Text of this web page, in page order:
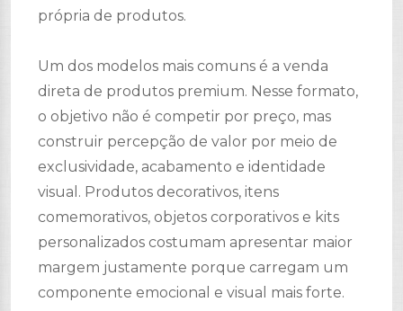
própria de produtos.
Um dos modelos mais comuns é a venda
direta de produtos premium. Nesse formato,
o objetivo não é competir por preço, mas
construir percepção de valor por meio de
exclusividade, acabamento e identidade
visual. Produtos decorativos, itens
comemorativos, objetos corporativos e kits
personalizados costumam apresentar maior
margem justamente porque carregam um
componente emocional e visual mais forte.